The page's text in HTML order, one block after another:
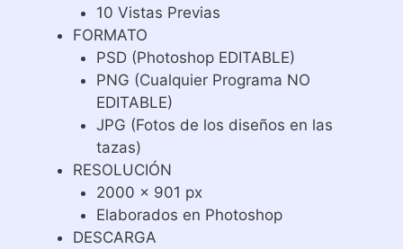
10 Vistas Previas
FORMATO
PSD (Photoshop EDITABLE)
PNG (Cualquier Programa NO
EDITABLE)
JPG (Fotos de los diseños en las
tazas)
RESOLUCIÓN
2000 x 901 px
Elaborados en Photoshop
DESCARGA